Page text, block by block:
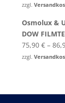
zzgl.
Osmolux &
DOW
75,90 €–
zzgl.